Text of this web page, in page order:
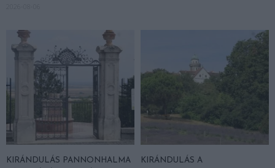
KIRÁNDULÁS PANNONHALMA
KIRÁNDULÁS A